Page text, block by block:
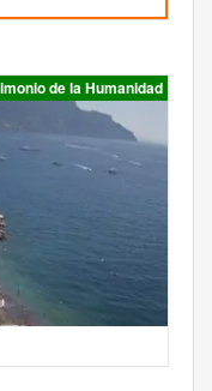
de la Humanidad